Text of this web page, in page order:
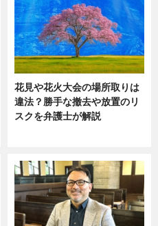
花見や花火大会の場所取りは
違法？勝手な撤去や放置のリ
スクを弁護士が解説